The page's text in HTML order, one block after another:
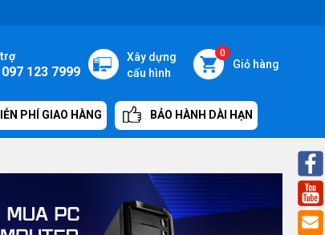
0
Giỏ hàng
Xây dựng
cấu hình
097 123 7999
PHÍ GIAO HÀNG BẢO HÀNH DÀI HẠN